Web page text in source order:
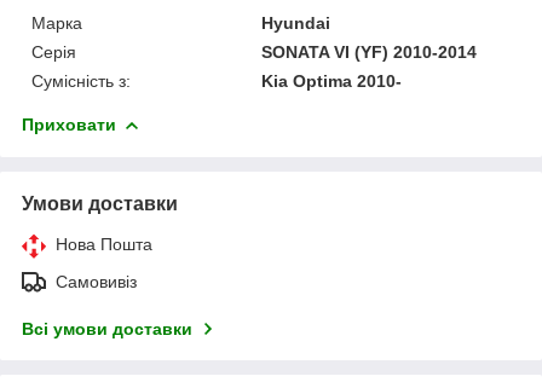
Марка
Hyundai
Серія
SONATA VI (YF) 2010-2014
Сумісність з:
Kia Optima 2010-
Приховати
Умови доставки
Нова Пошта
Самовивіз
Всі умови доставки